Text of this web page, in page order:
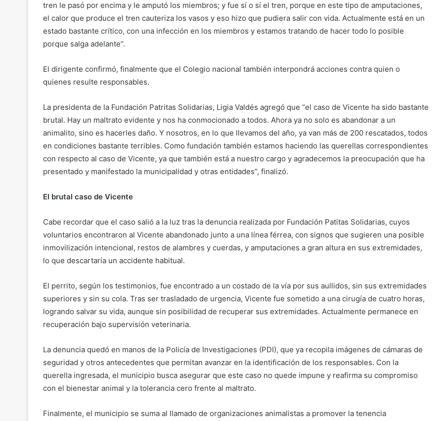
tren le pasó por encima y le amputó los miembros; y fue sí o sí el tren, porque en este tipo de amputaciones,
el calor que produce el tren cauteriza los vasos y eso hizo que pudiera salir con vida. Actualmente está en un
estado bastante crítico, con una infección en los miembros y estamos tratando de hacer todo lo posible
porque salga adelante”.
El dirigente confirmó, finalmente que el Colegio nacional también interpondrá acciones contra quien o
quienes resulte responsables.
La presidenta de la Fundación Patritas Solidarias, Ligia Valdés agregó que “el caso de Vicente ha sido bastante
brutal. Hay un maltrato evidente y nos ha conmocionado a todos. Ahora ya no solo es abandonar a un
animalito, sino es hacerles daño. Y nosotros, en lo que llevamos del año, ya van más de 200 rescatados, todos
en condiciones bastante terribles. Como fundación también estamos haciendo las querellas correspondientes
con respecto al caso de Vicente, ya que también está a nuestro cargo y agradecemos la preocupación que ha
presentado y manifestado la municipalidad y otras entidades”, finalizó.
El brutal caso de Vicente
Cabe recordar que el caso salió a la luz tras la denuncia realizada por Fundación Patitas Solidarias, cuyos
voluntarios encontraron al Vicente abandonado junto a una línea férrea, con signos que sugieren una posible
inmovilización intencional, restos de alambres y cuerdas, y amputaciones a gran altura en sus extremidades,
lo que descartaría un accidente habitual.
El perrito, según los testimonios, fue encontrado a un costado de la vía por sus aullidos, sin sus extremidades
superiores y sin su cola. Tras ser trasladado de urgencia, Vicente fue sometido a una cirugía de cuatro horas,
logrando salvar su vida, aunque sin posibilidad de recuperar sus extremidades. Actualmente permanece en
recuperación bajo supervisión veterinaria.
La denuncia quedó en manos de la Policía de Investigaciones (PDI), que ya recopila imágenes de cámaras de
seguridad y otros antecedentes que permitan avanzar en la identificación de los responsables. Con la
querella ingresada, el municipio busca asegurar que este caso no quede impune y reafirma su compromiso
con el bienestar animal y la tolerancia cero frente al maltrato.
Finalmente, el municipio se suma al llamado de organizaciones animalistas a promover la tenencia